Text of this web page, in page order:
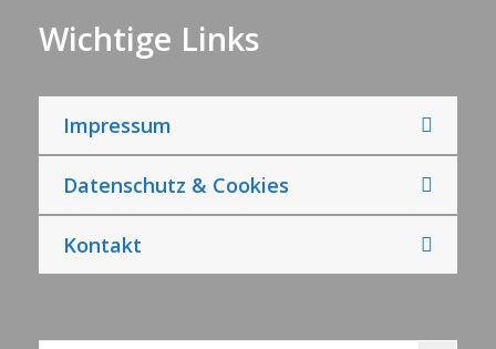
Wichtige Links
Impressum
Datenschutz & Cookies
Kontakt
Search Button